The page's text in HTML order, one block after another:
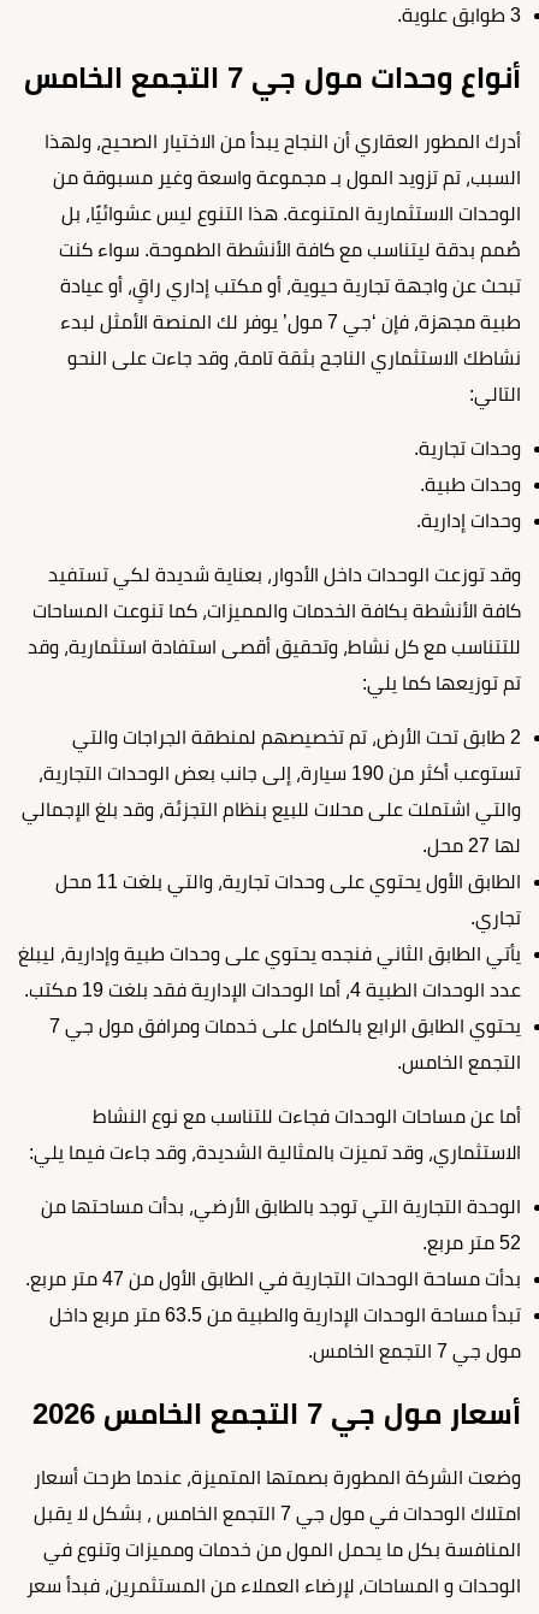
3 طوابق علوية.
أنواع وحدات مول جي 7 التجمع الخامس
أدرك المطور العقاري أن النجاح يبدأ من الاختيار الصحيح، ولهذا
السبب، تم تزويد المول بـ مجموعة واسعة وغير مسبوقة من
الوحدات الاستثمارية المتنوعة. هذا التنوع ليس عشوائيًا، بل
صُمم بدقة ليتناسب مع كافة الأنشطة الطموحة. سواء كنت
تبحث عن واجهة تجارية حيوية، أو مكتب إداري راقٍ، أو عيادة
طبية مجهزة، فإن ‘جي 7 مول’ يوفر لك المنصة الأمثل لبدء
نشاطك الاستثماري الناجح بثقة تامة، وقد جاءت على النحو
التالي:
وحدات تجارية.
وحدات طبية.
وحدات إدارية.
وقد توزعت الوحدات داخل الأدوار، بعناية شديدة لكي تستفيد
كافة الأنشطة بكافة الخدمات والمميزات، كما تنوعت المساحات
للتتناسب مع كل نشاط، وتحقيق أقصى استفادة استثمارية، وقد
تم توزيعها كما يلي:
2 طابق تحت الأرض، تم تخصيصهم لمنطقة الجراجات والتي
تستوعب أكثر من 190 سيارة، إلى جانب بعض الوحدات التجارية،
والتي اشتملت على محلات للبيع بنظام التجزئة، وقد بلغ الإجمالي
لها 27 محل.
الطابق الأول يحتوي على وحدات تجارية، والتي بلغت 11 محل
تجاري.
يأتي الطابق الثاني فنجده يحتوي على وحدات طبية وإدارية، ليبلغ
عدد الوحدات الطبية 4، أما الوحدات الإدارية فقد بلغت 19 مكتب.
يحتوي الطابق الرابع بالكامل على خدمات ومرافق مول جي 7
التجمع الخامس.
أما عن مساحات الوحدات فجاءت للتناسب مع نوع النشاط
الاستثماري، وقد تميزت بالمثالية الشديدة، وقد جاءت فيما يلي:
الوحدة التجارية التي توجد بالطابق الأرضي، بدأت مساحتها من
52 متر مربع.
بدأت مساحة الوحدات التجارية في الطابق الأول من 47 متر مربع.
تبدأ مساحة الوحدات الإدارية والطبية من 63.5 متر مربع داخل
مول جي 7 التجمع الخامس.
أسعار مول جي 7 التجمع الخامس 2026
وضعت الشركة المطورة بصمتها المتميزة، عندما طرحت أسعار
امتلاك الوحدات في مول جي 7 التجمع الخامس ، بشكل لا يقبل
المنافسة بكل ما يحمل المول من خدمات ومميزات وتنوع في
الوحدات و المساحات، لإرضاء العملاء من المستثمرين، فبدأ سعر